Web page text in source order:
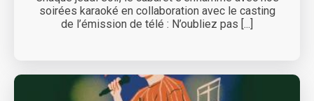
soirées karaoké en collaboration avec le casting
de l’émission de télé : N’oubliez pas [...]